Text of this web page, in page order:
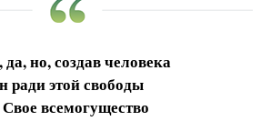
но, создав человека
ради этой свободы
всемогущество